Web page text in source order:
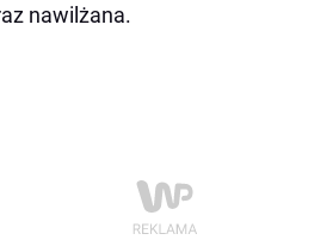
nawilżana.